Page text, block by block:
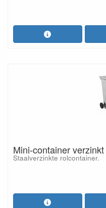
Mini-container
Staalverzinkte rolcontainer.